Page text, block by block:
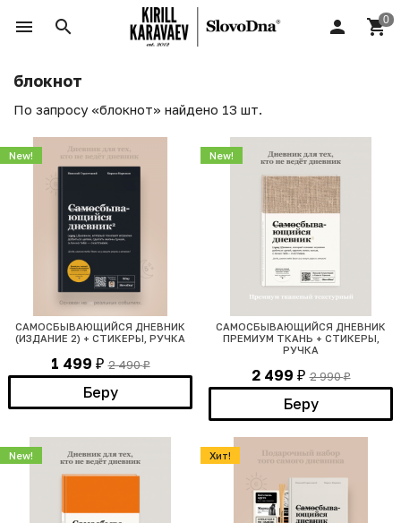
блокнот
По запросу «блокнот» найдено 13 шт.
САМОСБЫВАЮЩИЙСЯ ДНЕВНИК
(ИЗДАНИЕ 2) + СТИКЕРЫ, РУЧКА
1 499 ₽ 2 490₽
Беру
New!
САМОСБЫВАЮЩИЙСЯ ДНЕВНИК
ПРЕМИУМ ТКАНЬ + СТИКЕРЫ,
РУЧКА
2 499 ₽ 2 990₽
Беру
New!
New! Хит!